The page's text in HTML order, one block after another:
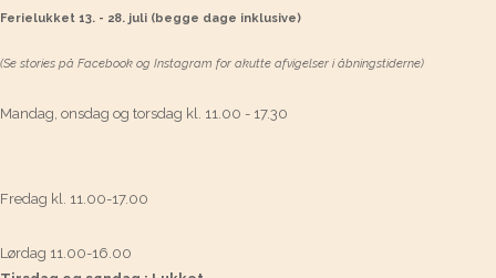
Ferielukket 13. - 28. juli (begge dage inklusive)
(Se stories på Facebook og Instagram for akutte afvigelser i åbningstiderne)
Mandag, onsdag og torsdag kl. 11.00 - 17.30
Fredag kl. 11.00-17.00
Lørdag 11.00-16.00